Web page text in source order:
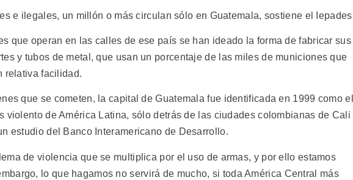
e ilegales, un millón o más circulan sólo en Guatemala, sostiene el
que operan en las calles de ese país se han ideado la forma de fabricar sus
y tubos de metal, que usan un porcentaje de las miles de municiones que
relativa facilidad.
que se cometen, la capital de Guatemala fue identificada en 1999 como el
violento de América Latina, sólo detrás de las ciudades colombianas de Cali
estudio del Banco Interamericano de Desarrollo.
de violencia que se multiplica por el uso de armas, y por ello estamos
lo que hagamos no servirá de mucho, si toda América Central más